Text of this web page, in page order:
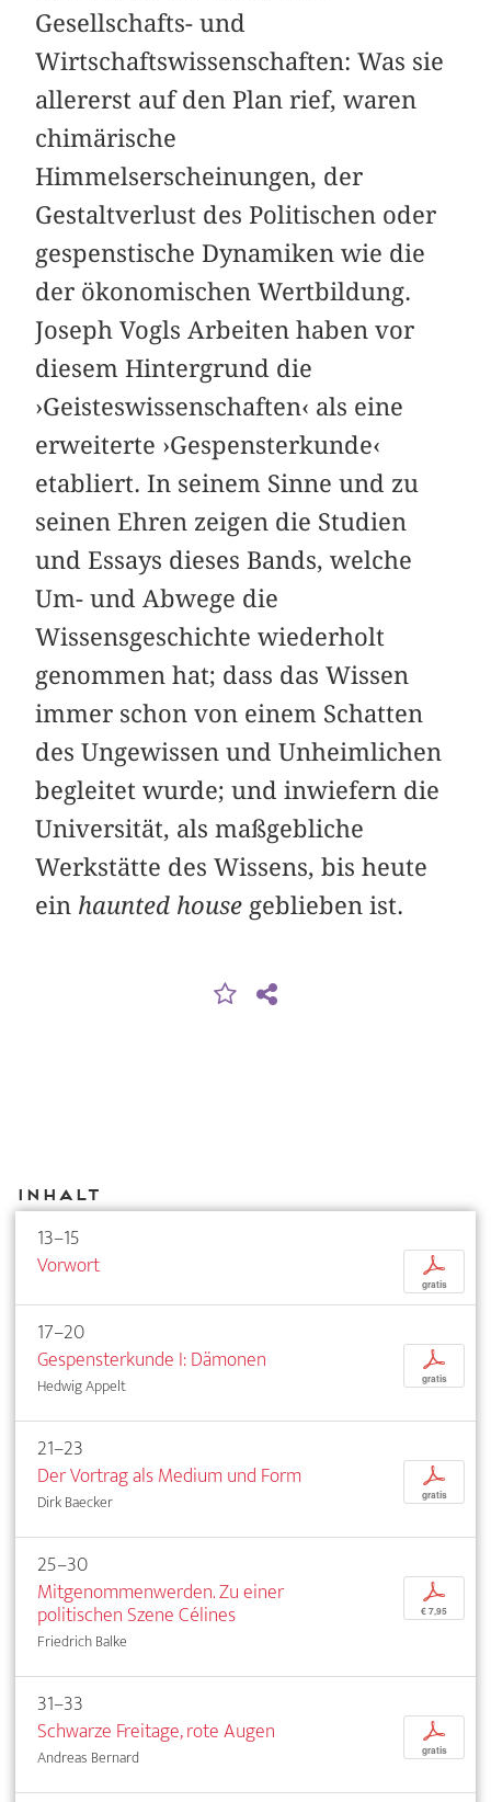
Gesellschafts- und
Wirtschaftswissenschaften: Was sie
allererst auf den Plan rief, waren
chimärische
Himmelserscheinungen, der
Gestaltverlust des Politischen oder
gespenstische Dynamiken wie die
der ökonomischen Wertbildung.
Joseph Vogls Arbeiten haben vor
diesem Hintergrund die
›Geisteswissenschaften‹ als eine
erweiterte ›Gespensterkunde‹
etabliert. In seinem Sinne und zu
seinen Ehren zeigen die Studien
und Essays dieses Bands, welche
Um- und Abwege die
Wissensgeschichte wiederholt
genommen hat; dass das Wissen
immer schon von einem Schatten
des Ungewissen und Unheimlichen
begleitet wurde; und inwiefern die
Universität, als maßgebliche
Werkstätte des Wissens, bis heute
ein haunted house geblieben ist.
Inhalt
13–15
Vorwort
p
gratis
17–20
Gespensterkunde I: Dämonen
Hedwig Appelt
p
gratis
21–23
Der Vortrag als Medium und Form
Dirk Baecker
p
gratis
25–30
Mitgenommenwerden. Zu einer
politischen Szene Célines
Friedrich Balke
p
€ 7,95
31–33
Schwarze Freitage, rote Augen
Andreas Bernard
p
gratis